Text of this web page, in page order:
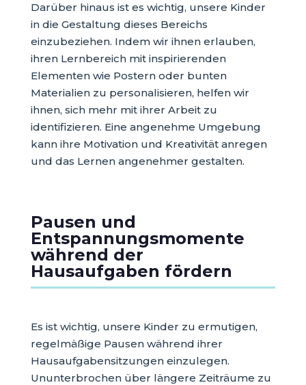
Darüber hinaus ist es wichtig, unsere Kinder
in die Gestaltung dieses Bereichs
einzubeziehen. Indem wir ihnen erlauben,
ihren Lernbereich mit inspirierenden
Elementen wie Postern oder bunten
Materialien zu personalisieren, helfen wir
ihnen, sich mehr mit ihrer Arbeit zu
identifizieren. Eine angenehme Umgebung
kann ihre Motivation und Kreativität anregen
und das Lernen angenehmer gestalten.
Pausen und
Entspannungsmomente
während der
Hausaufgaben fördern
Es ist wichtig, unsere Kinder zu ermutigen,
regelmäßige Pausen während ihrer
Hausaufgabensitzungen einzulegen.
Ununterbrochen über längere Zeiträume zu